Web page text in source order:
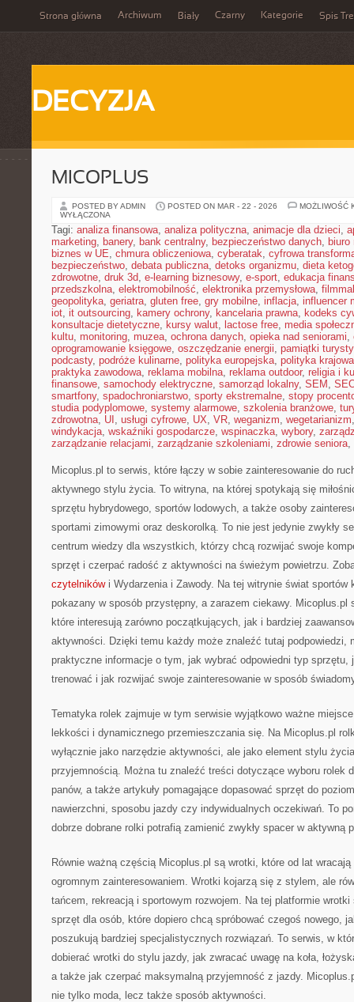
Strona główna Archiwum Biały Czarny Kategorie Spis
DECYZJA
MICOPLUS
POSTED BY ADMIN POSTED ON MAR - 22 - 2026
MOŻLIWOŚĆ
WYŁĄCZONA
Tagi: analiza finansowa, analiza polityczna, animacje dla dzieci,
marketing, banery, bank centralny, bezpieczeństwo danych, biuro
biznes w UE, chmura obliczeniowa, cyberatak, cyfrowa
bezpieczeństwo, debata publiczna, detoks organizmu, dieta
zdrowotne, druk 3d, e-learning biznesowy, e-sport, edukacja
przedszkolna, elektromobilność, elektronika przemysłowa,
geopolityka, geriatra, gluten free, gry mobilne, inflacja, influencer
iot, it outsourcing, kamery ochrony, kancelaria prawna, kodeks
konsultacje dietetyczne, kursy walut, lactose free, media
kultu, monitoring, muzea, ochrona danych, opieka nad seniorami,
oprogramowanie księgowe, oszczędzanie energii, pamiątki
podcasty, podróże kulinarne, polityka europejska, polityka krajowa
praktyka zawodowa, reklama mobilna, reklama outdoor, religia i
finansowe, samochody elektryczne, samorząd lokalny, SEM ,
smartfony, spadochroniarstwo, sporty ekstremalne, stopy
studia podyplomowe, systemy alarmowe, szkolenia branżowe,
zdrowotna, UI , usługi cyfrowe, UX, VR, weganizm, wegetarianizm
windykacja, wskaźniki gospodarcze, wspinaczka, wybory,
zarządzanie relacjami, zarządzanie szkoleniami, zdrowie seniora,
Micoplus.pl to serwis, które łączy w sobie zainteresowanie do
aktywnego stylu życia. To witryna, na której spotykają się
sprzętu hybrydowego, sportów lodowych, a także osoby
sportami zimowymi oraz deskorolką. To nie jest jedynie zwykły
centrum wiedzy dla wszystkich, którzy chcą rozwijać swoje
sprzęt i czerpać radość z aktywności na świeżym powietrzu.
czytelnikówi Wydarzenia i Zawody. Na tej witrynie świat sportów
pokazany w sposób przystępny, a zarazem ciekawy. Micoplus.pl
które interesują zarówno początkujących, jak i bardziej
aktywności. Dzięki temu każdy może znaleźć tutaj podpowiedzi,
praktyczne informacje o tym, jak wybrać odpowiedni typ sprzętu,
trenować i jak rozwijać swoje zainteresowanie w sposób
Tematyka rolek zajmuje w tym serwisie wyjątkowo ważne
lekkości i dynamicznego przemieszczania się. Na Micoplus.pl
wyłącznie jako narzędzie aktywności, ale jako element stylu
przyjemnością. Można tu znaleźć treści dotyczące wyboru rolek
panów, a także artykuły pomagające dopasować sprzęt do
nawierzchni, sposobu jazdy czy indywidualnych oczekiwań. To
dobrze dobrane rolki potrafią zamienić zwykły spacer w aktywną
Równie ważną częścią Micoplus.pl są wrotki, które od lat
ogromnym zainteresowaniem. Wrotki kojarzą się z stylem, ale
tańcem, rekreacją i sportowym rozwojem. Na tej platformie
sprzęt dla osób, które dopiero chcą spróbować czegoś nowego,
poszukują bardziej specjalistycznych rozwiązań. To serwis, w
dobierać wrotki do stylu jazdy, jak zwracać uwagę na koła,
a także jak czerpać maksymalną przyjemność z jazdy.
nie tylko moda, lecz także sposób aktywności.